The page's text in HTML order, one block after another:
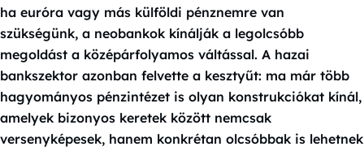
ha euróra vagy más külföldi pénznemre van
szükségünk, a neobankok kínálják a legolcsóbb
megoldást a középárfolyamos váltással. A hazai
bankszektor azonban felvette a kesztyűt: ma már több
hagyományos pénzintézet is olyan konstrukciókat kínál,
amelyek bizonyos keretek között nemcsak
versenyképesek, hanem konkrétan olcsóbbak is lehetnek